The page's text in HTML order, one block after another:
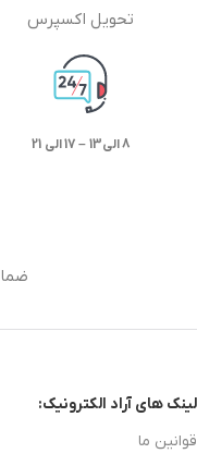
تحویل اکسپرس
8 الی13 – 17 الی 21
لینک های آراد الکترونیک:
قوانین ما